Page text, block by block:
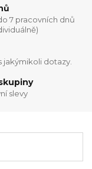
7 pracovních dnů
jakýmikoli dotazy.
slevy